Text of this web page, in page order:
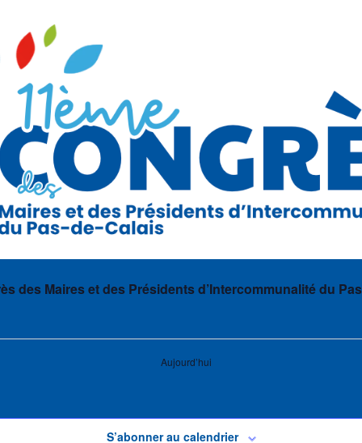
des Maires et des Présidents d’Intercommunalité du
Aujourd’hui
S’abonner au calendrier